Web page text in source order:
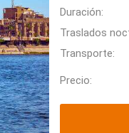
Duración:
Traslados
Transporte:
Precio: